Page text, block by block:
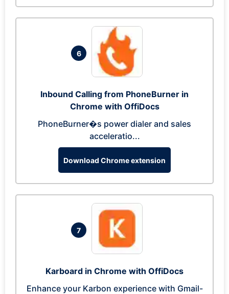
6
Inbound Calling from PhoneBurner in
Chrome with OffiDocs
PhoneBurner�s power dialer and sales
acceleratio...
Download Chrome extension
7
Karboard in Chrome with OffiDocs
Enhance your Karbon experience with Gmail-